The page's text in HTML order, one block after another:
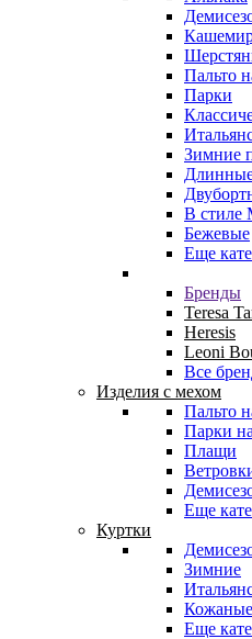
Пальто
Парки
Зимние
В стиле
Бежевые
Еще
Бренды
Teresa
Heresis
Leoni
Все
Изделия с мехом
Пальто
Парки
Плащи
Еще
Куртки
Зимние
Кожаные
Еще